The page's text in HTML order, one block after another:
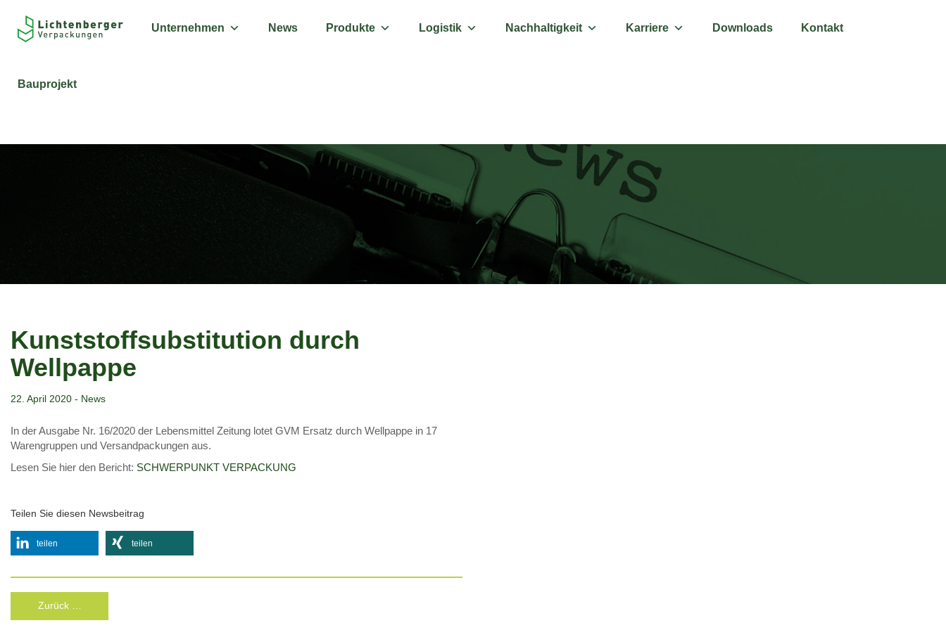
Unternehmen News Produkte Logistik Nachhaltigkeit Karriere Downloads Kontakt
Bauprojekt
Kunststoffsubstitution durch
Wellpappe
22. April 2020 - News
In der Ausgabe Nr. 16/2020 der Lebensmittel Zeitung lotet GVM Ersatz durch Wellpappe in 17
Warengruppen und Versandpackungen aus.
Lesen Sie hier den Bericht: SCHWERPUNKT VERPACKUNG
Teilen Sie diesen Newsbeitrag
teilen teilen
Zurück …